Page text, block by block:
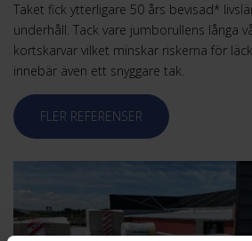
Taket fick ytterligare 50 års bevisad*
underhåll. Tack vare jumborullens långa
kortskarvar vilket minskar riskerna för
innebär även ett snyggare tak.
FLER REFERENSER